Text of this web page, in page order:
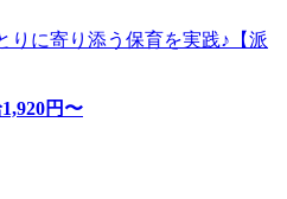
りに寄り添う保育を実践♪【派
1,920円〜